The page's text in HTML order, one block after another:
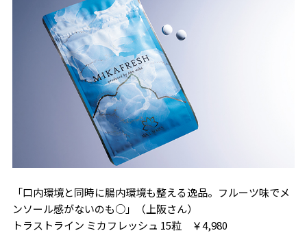
「口内環境と同時に腸内環境も整える逸品。フルーツ味でメ
ンソール感がないのも○」（上阪さん）
トラストライン ミカフレッシュ 15粒 ￥4,980